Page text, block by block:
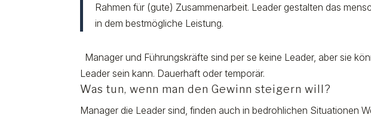
Rahmen für (gute) Zusammenarbeit. Leader gestalten das
in dem bestmögliche Leistung.
Manager und Führungskräfte sind per se keine Leader, aber sie
Leader sein kann. Dauerhaft oder temporär.
Was tun, wenn man den Gewinn steigern will?
Manager die Leader sind, finden auch in bedrohlichen Situationen